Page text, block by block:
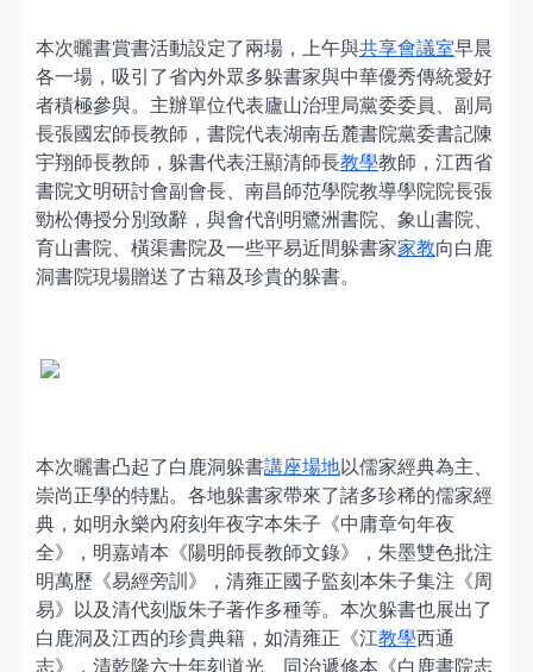
本次曬書賞書活動設定了兩場，上午與共享會議室早晨
各一場，吸引了省內外眾多躲書家與中華優秀傳統愛好
者積極參與。主辦單位代表廬山治理局黨委委員、副局
長張國宏師長教師，書院代表湖南岳麓書院黨委書記陳
宇翔師長教師，躲書代表汪顯清師長教學教師，江西省
書院文明研討會副會長、南昌師范學院教導學院院長張
勁松傳授分別致辭，與會代剖明鷺洲書院、象山書院、
育山書院、橫渠書院及一些平易近間躲書家家教向白鹿
洞書院現場贈送了古籍及珍貴的躲書。
本次曬書凸起了白鹿洞躲書講座場地以儒家經典為主、
崇尚正學的特點。各地躲書家帶來了諸多珍稀的儒家經
典，如明永樂內府刻年夜字本朱子《中庸章句年夜
全》，明嘉靖本《陽明師長教師文錄》，朱墨雙色批注
明萬歷《易經旁訓》，清雍正國子監刻本朱子集注《周
易》以及清代刻版朱子著作多種等。本次躲書也展出了
白鹿洞及江西的珍貴典籍，如清雍正《江教學西通
志》，清乾隆六十年刻道光、同治遞修本《白鹿書院志